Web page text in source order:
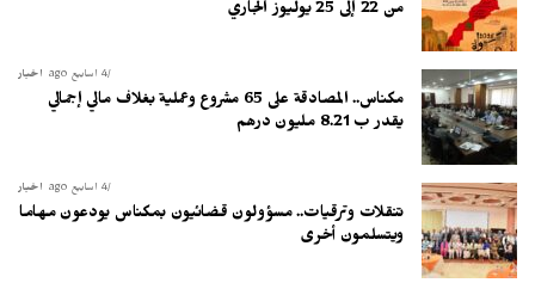
من 22 إلى 25 يوليوز الجاري
أخبار 4 أسابيع ago
مكناس.. المصادقة على 65 مشروع وعملية بغلاف مالي إجمالي
يقدر ب 8.21 مليون درهم
أخبار 4 أسابيع ago
تنقلات وترقيات.. مسؤولون قضائيون بمكناس يودعون مهاما
ويتسلمون أخرى